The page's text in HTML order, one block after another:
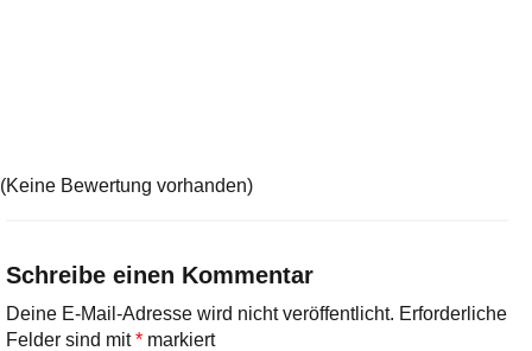
(Keine Bewertung vorhanden)
Schreibe einen Kommentar
Deine E-Mail-Adresse wird nicht veröffentlicht. Erforderliche
Felder sind mit*markiert